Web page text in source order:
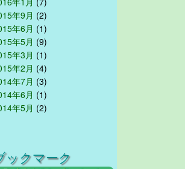
年9月 (2)
年6月 (1)
年5月 (9)
年3月 (1)
年2月 (4)
年7月 (3)
年6月 (1)
年5月 (2)
ックマーク